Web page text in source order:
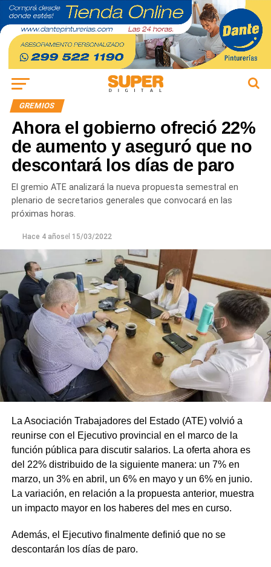
GREMIOS
Ahora el gobierno ofreció 22%
de aumento y aseguró que no
descontará los días de paro
El gremio ATE analizará la nueva propuesta semestral en
plenario de secretarios generales que convocará en las
próximas horas.
Hace 4 añosel 15/03/2022
La Asociación Trabajadores del Estado (ATE) volvió a
reunirse con el Ejecutivo provincial en el marco de la
función pública para discutir salarios. La oferta ahora es
del 22% distribuido de la siguiente manera: un 7% en
marzo, un 3% en abril, un 6% en mayo y un 6% en junio.
La variación, en relación a la propuesta anterior, muestra
un impacto mayor en los haberes del mes en curso.
Además, el Ejecutivo finalmente definió que no se
descontarán los días de paro.